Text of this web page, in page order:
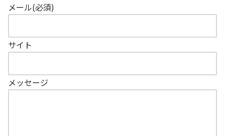
メール(必須)
サイト
メッセージ